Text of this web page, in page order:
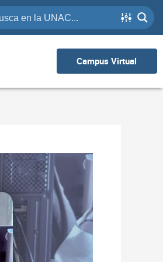
Campus Virtual